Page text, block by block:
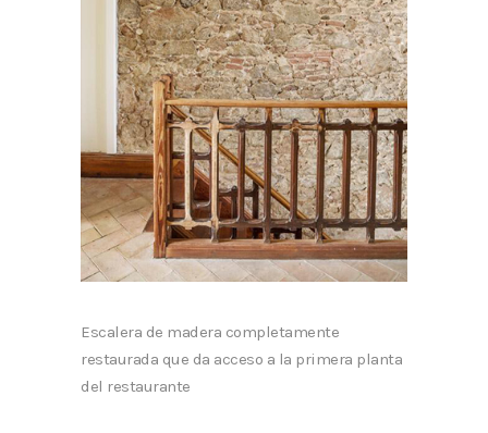
Escalera de madera completamente
restaurada que da acceso a la primera planta
del restaurante